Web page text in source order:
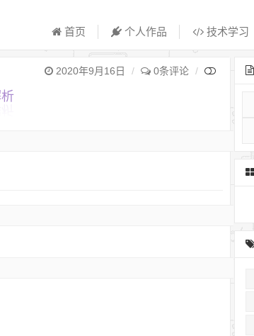
首页 个人作品 技术学习
2020年9月16日 0条评论